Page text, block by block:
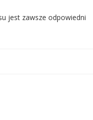
jest zawsze odpowiedni